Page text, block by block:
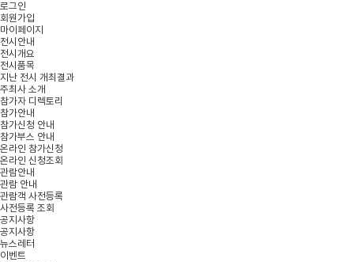
로그인
회원가입
마이페이지
전시안내
전시개요
전시품목
지난 전시 개최결과
주최사 소개
참가자 디렉토리
참가안내
참가신청 안내
참가부스 안내
온라인 참가신청
온라인 신청조회
관람안내
관람 안내
관람객 사전등록
사전등록 조회
공지사항
공지사항
뉴스레터
이벤트